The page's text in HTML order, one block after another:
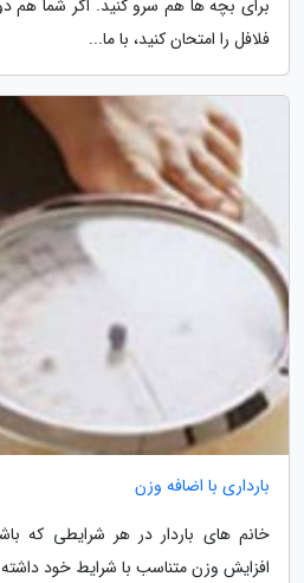
برای بچه ها هم سرو کنید. اگر شما
فلافل را امتحان کنید، با ما...
بارداری با اضافه وزن
خانم های باردار در هر شرایطی که
افزایش وزن متناسب با شرایط خود داشته